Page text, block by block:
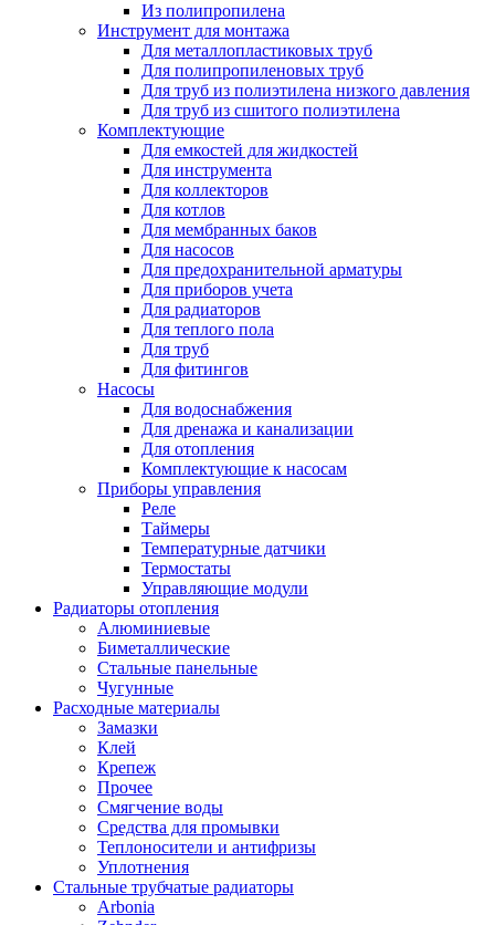
Из полипропилена
Инструмент для монтажа
Для металлопластиковых труб
Для полипропиленовых труб
Для труб из полиэтилена низкого давления
Для труб из сшитого полиэтилена
Комплектующие
Для емкостей для жидкостей
Для инструмента
Для коллекторов
Для котлов
Для мембранных баков
Для насосов
Для предохранительной арматуры
Для приборов учета
Для радиаторов
Для теплого пола
Для труб
Для фитингов
Насосы
Для водоснабжения
Для дренажа и канализации
Для отопления
Комплектующие к насосам
Приборы управления
Реле
Таймеры
Температурные датчики
Термостаты
Управляющие модули
Радиаторы отопления
Алюминиевые
Биметаллические
Стальные панельные
Чугунные
Расходные материалы
Замазки
Клей
Крепеж
Прочее
Смягчение воды
Средства для промывки
Теплоносители и антифризы
Уплотнения
Стальные трубчатые радиаторы
Arbonia